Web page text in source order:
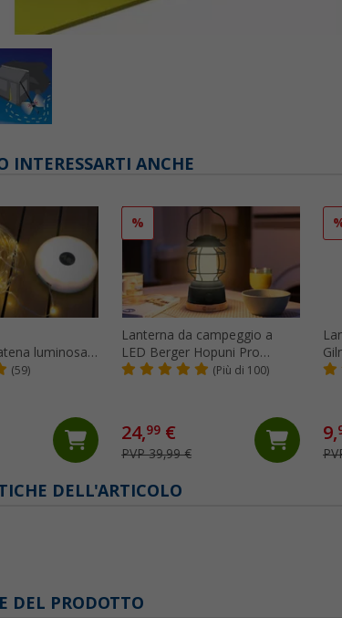
INTERESSARTI ANCHE
luminosa
(59)
%
Lanterna da campeggio a
LED Berger Hopuni Pro
dimmerabile nero opaco
(Più di 100)
24,99 €
PVP 39,99 €
9,
DELL'ARTICOLO
DEL PRODOTTO